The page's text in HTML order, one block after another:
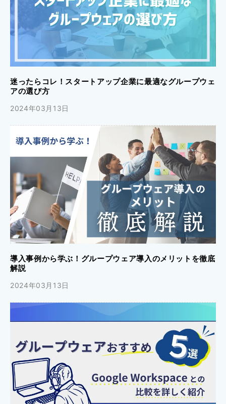
迷ったらコレ！スタートアップ企業に最適なグループウェ
アの選び方
2024年03月13日
導入事例から学ぶ！グループウェア導入のメリットを徹底
解説
2024年03月13日